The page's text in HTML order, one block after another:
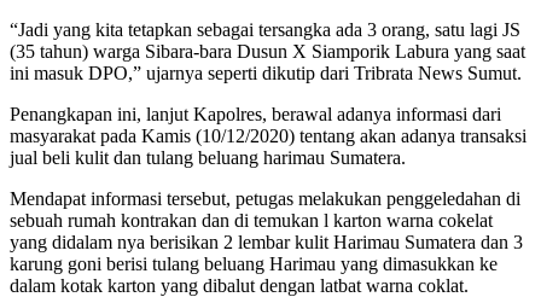
“Jadi yang kita tetapkan sebagai tersangka ada 3 orang, satu lagi JS
(35 tahun) warga Sibara-bara Dusun X Siamporik Labura yang saat
ini masuk DPO,” ujarnya seperti dikutip dari Tribrata News Sumut.
Penangkapan ini, lanjut Kapolres, berawal adanya informasi dari
masyarakat pada Kamis (10/12/2020) tentang akan adanya transaksi
jual beli kulit dan tulang beluang harimau Sumatera.
Mendapat informasi tersebut, petugas melakukan penggeledahan di
sebuah rumah kontrakan dan di temukan l karton warna cokelat
yang didalam nya berisikan 2 lembar kulit Harimau Sumatera dan 3
karung goni berisi tulang beluang Harimau yang dimasukkan ke
dalam kotak karton yang dibalut dengan latbat warna coklat.